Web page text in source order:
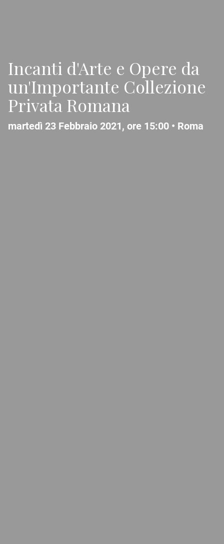
Incanti d'Arte e Opere da
un'Importante Collezione
Privata Romana
martedì 23 Febbraio 2021, ore 15:00 • Roma